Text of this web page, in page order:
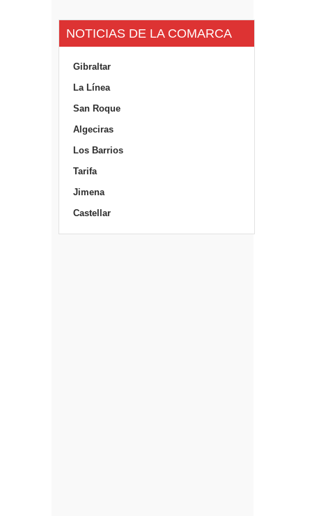
NOTICIAS DE LA COMARCA
Gibraltar
La Línea
San Roque
Algeciras
Los Barrios
Tarifa
Jimena
Castellar